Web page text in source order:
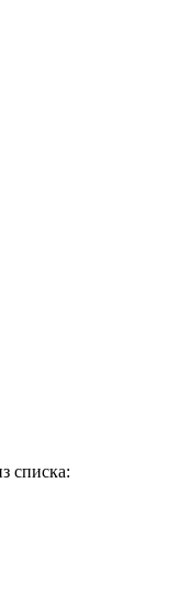
списка: